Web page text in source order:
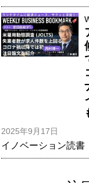
2025年9月17日
イノベーション読書